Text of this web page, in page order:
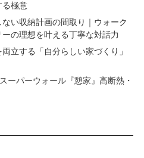
る極意
ない収納計画の間取り｜ウォーク
の理想を叶える丁寧な対話力
立する「自分らしい家づくり」
ーパーウォール『憩家』高断熱・